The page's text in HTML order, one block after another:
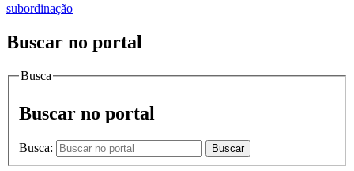
subordinação
Buscar no portal
Busca
Buscar no portal
Busca: Buscar